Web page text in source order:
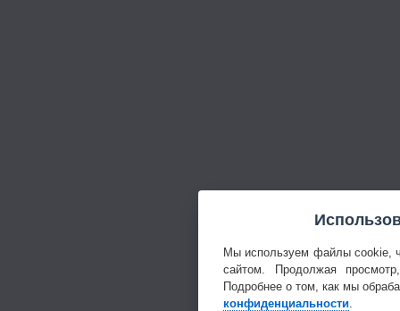
Мы используем файлы cookie,
сайтом. Продолжая
Подробнее о том, как мы
конфиденциальности